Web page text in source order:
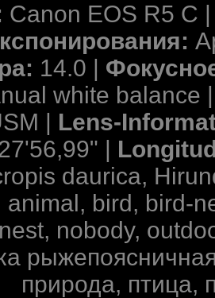
Canon EOS R5 C
14.0 |
white balance
| Lens-
|
daurica,
animal, bird, bird-
nobody,
природа, птица,